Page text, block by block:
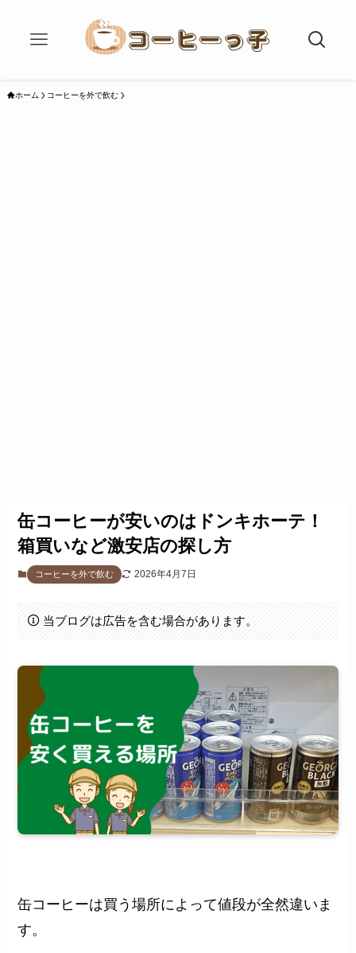
ホーム コーヒーを外で飲む
缶コーヒーが安いのはドンキホーテ！
箱買いなど激安店の探し方
コーヒーを外で飲む 2026年4月7日
当ブログは広告を含む場合があります。
缶コーヒーは買う場所によって値段が全然違いま
す。